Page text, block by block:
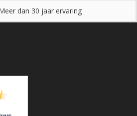
dan 30 jaar ervaring